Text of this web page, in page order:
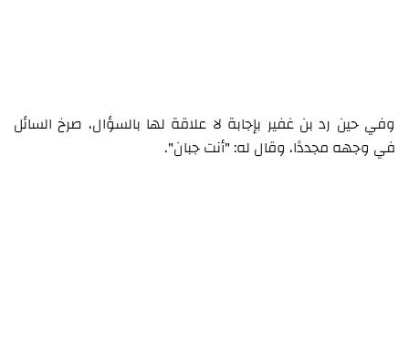
وفي حين رد بن غفير بإجابة لا علاقة لها بالسؤال، صرخ السائل
في وجهه مجددًا، وقال له: "أنت جبان".